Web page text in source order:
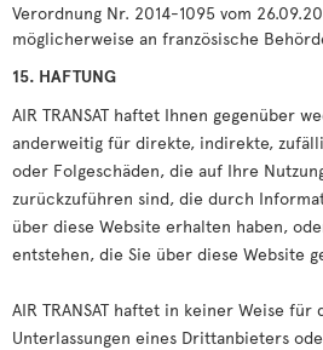
Verordnung Nr. 2014-1095 vom
möglicherweise an französische
15. HAFTUNG
AIR TRANSAT haftet Ihnen gegenüber
anderweitig für direkte, indirekte,
oder Folgeschäden, die auf Ihre
zurückzuführen sind, die durch
über diese Website erhalten haben,
entstehen, die Sie über diese Website
AIR TRANSAT haftet in keiner Weise
Unterlassungen eines Drittanbieters